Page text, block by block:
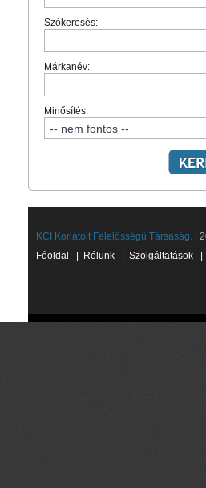
Szókeresés:
Márkanév:
Minősítés:
KCI Korlátolt Felelősségű Társaság. |
Főoldal
Rólunk Szolgáltatások